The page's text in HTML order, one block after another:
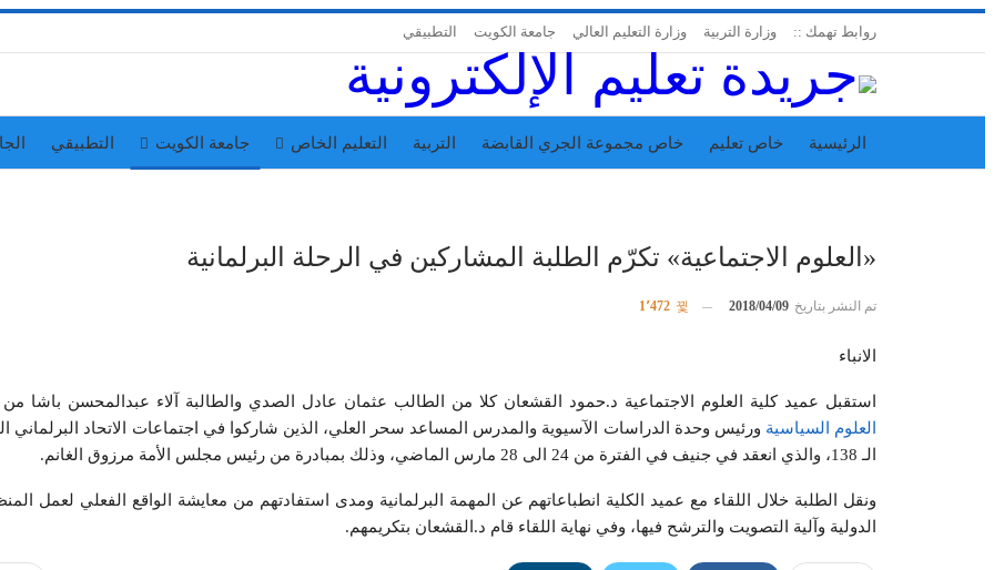
روابط تهمك :: وزارة التربية وزارة التعليم العالي جامعة الكويت التطبيقي
الرئيسية خاص تعليم خاص مجموعة الجري القابضة التربية التعليم الخاص جامعة الكويت التطبيقي
«العلوم الاجتماعية» تكرّم الطلبة المشاركين في الرحلة البرلمانية
تم النشر بتاريخ 2018/04/09
الانباء
استقبل عميد كلية العلوم الاجتماعية د.حمود القشعان كلا من الطالب عثمان عادل الصدي والطالبة آلاء عبدالمحسن باشا من
العلوم السياسية ورئيس وحدة الدراسات الآسيوية والمدرس المساعد سحر العلي، الذين شاركوا في اجتماعات الاتحاد البرلماني
الـ 138، والذي انعقد في جنيف في الفترة من 24 الى 28 مارس الماضي، وذلك بمبادرة من رئيس مجلس الأمة مرزوق الغانم.
ونقل الطلبة خلال اللقاء مع عميد الكلية انطباعاتهم عن المهمة البرلمانية ومدى استفادتهم من معايشة الواقع الفعلي لعمل
الدولية وآلية التصويت والترشح فيها، وفي نهاية اللقاء قام د.القشعان بتكريمهم.